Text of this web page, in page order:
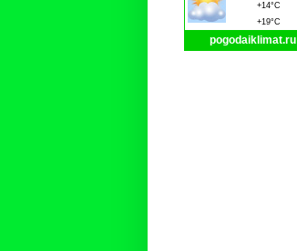
+14°C
+19°C
pogodaiklimat.ru